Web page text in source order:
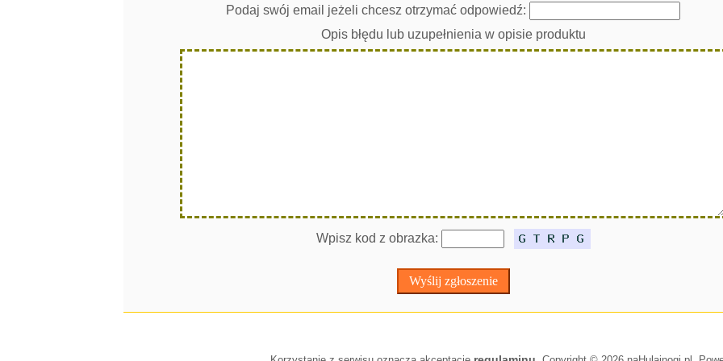
Podaj swój email jeżeli chcesz otrzymać odpowiedź:
Opis błędu lub uzupełnienia w opisie produktu
Wpisz kod z obrazka: